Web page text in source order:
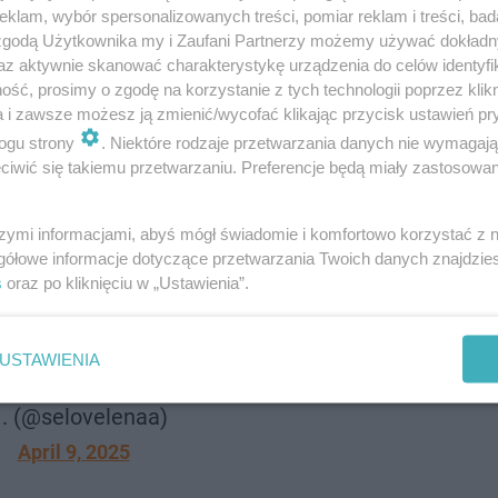
Było ich czterech. Oskarżył ich o to, że interesują ich
ale nadal go nagrywali, gdy ich karcił przez
do swojego weekendu na festiwalu Coachella jak
weekend, aby cieszyć się muzyką. Wybuch jest
kolejnych problemach Justina ze zdrowiem
me up so bad 😭😭
PFwnieHD7Z
(@selovelenaa)
April 9, 2025
wybór spersonalizowanych treści, pomiar reklam i treści,
Użytkownika my i Zaufani Partnerzy możemy używać
aktywnie skanować charakterystykę urządzenia do celów
prosimy o zgodę na korzystanie z tych technologii poprzez
i zawsze możesz ją zmienić/wycofać klikając przycisk ustawień
strony
. Niektóre rodzaje przetwarzania danych nie
się takiemu przetwarzaniu. Preferencje będą miały
informacjami, abyś mógł świadomie i komfortowo korzystać z
informacje dotyczące przetwarzania Twoich danych
oraz po kliknięciu w „Ustawienia”.
USTAWIENIA